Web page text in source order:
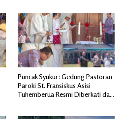
Puncak Syukur: Gedung Pastoran
Paroki St. Fransiskus Asisi
Tuhemberua Resmi Diberkati dan